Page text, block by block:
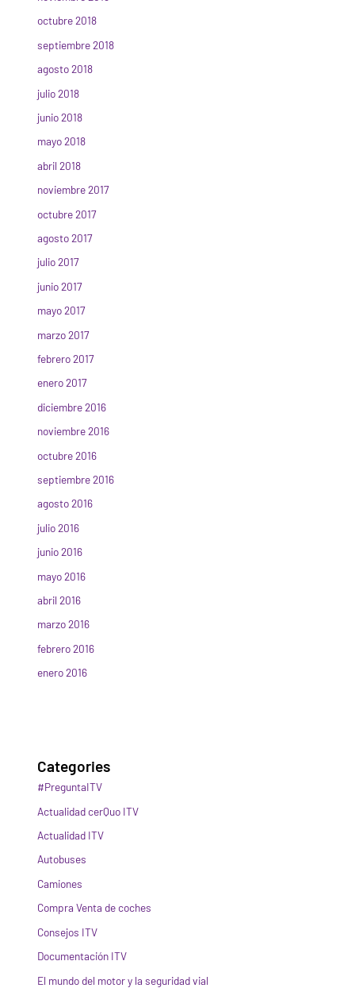
octubre 2018
septiembre 2018
agosto 2018
julio 2018
junio 2018
mayo 2018
abril 2018
noviembre 2017
octubre 2017
agosto 2017
julio 2017
junio 2017
mayo 2017
marzo 2017
febrero 2017
enero 2017
diciembre 2016
noviembre 2016
octubre 2016
septiembre 2016
agosto 2016
julio 2016
junio 2016
mayo 2016
abril 2016
marzo 2016
febrero 2016
enero 2016
Categories
#PreguntaITV
Actualidad cerQuo ITV
Actualidad ITV
Autobuses
Camiones
Compra Venta de coches
Consejos ITV
Documentación ITV
El mundo del motor y la seguridad vial